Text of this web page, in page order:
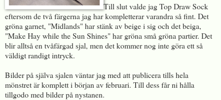
Till slut valde jag Top Draw Sock
eftersom de två färgerna jag har kompletterar varandra så fint. Det
gröna garnet, "Midlands" har stänk av beige i sig och det beiga,
"Make Hay while the Sun Shines" har gröna små gröna partier. Det
blir alltså en tvåfärgad sjal, men det kommer nog inte göra ett så
väldigt randigt intryck.
Bilder på själva sjalen väntar jag med att publicera tills hela
mönstret är komplett i början av februari. Till dess får ni hålla
tillgodo med bilder på nystanen.